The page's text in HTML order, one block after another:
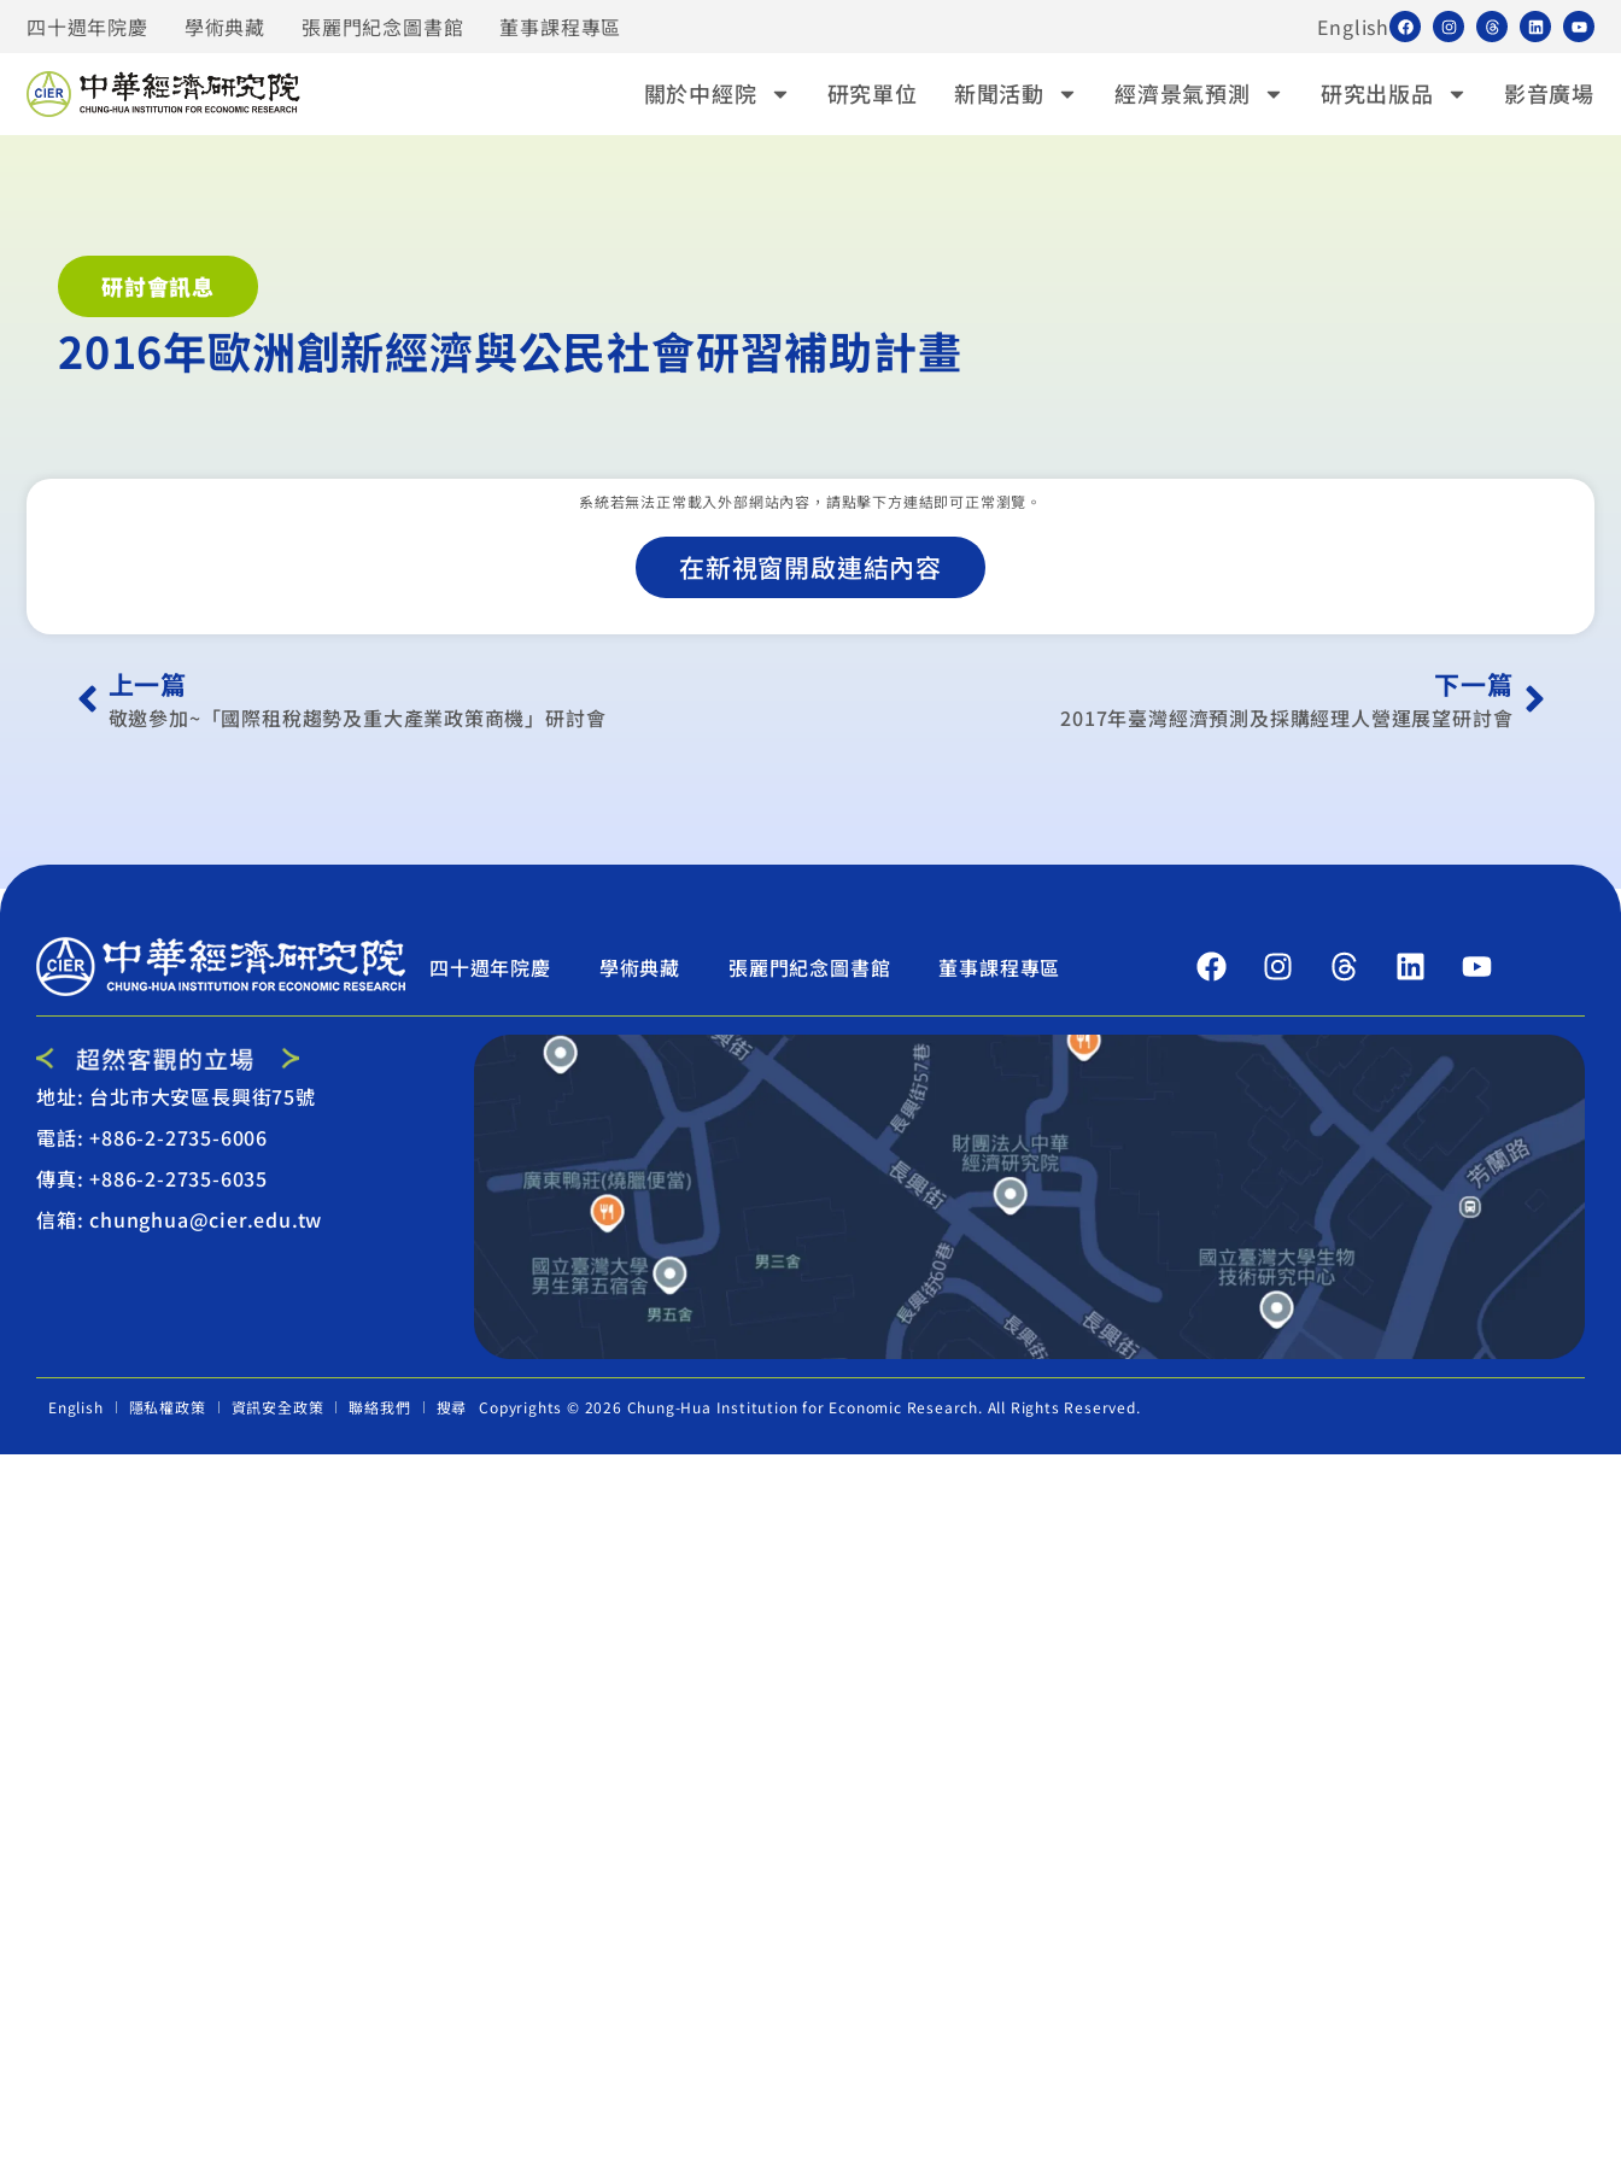
四十週年院慶 學術典藏 張麗門紀念圖書館 董事課程專區 English
關於中經院 研究單位 新聞活動 經濟景氣預測 研究出版品 影音廣場
研討會訊息
2016年歐洲創新經濟與公民社會研習補助計畫
系統若無法正常載入外部網站內容，請點擊下方連結即可正常瀏覽。
在新視窗開啟連結內容
上一篇
敬邀參加~「國際租稅趨勢及重大產業政策商機」研討會
下一篇
2017年臺灣經濟預測及採購經理人營運展望研討會
四十週年院慶 學術典藏 張麗門紀念圖書館 董事課程專區
地址: 台北市大安區長興街75號
電話: +886-2-2735-6006
傳真: +886-2-2735-6035
信箱: chunghua@cier.edu.tw
English 隱私權政策 資訊安全政策 聯絡我們 搜尋 Copyrights © 2026 Chung-Hua Institution for Economic Research. All Rights Reserved.